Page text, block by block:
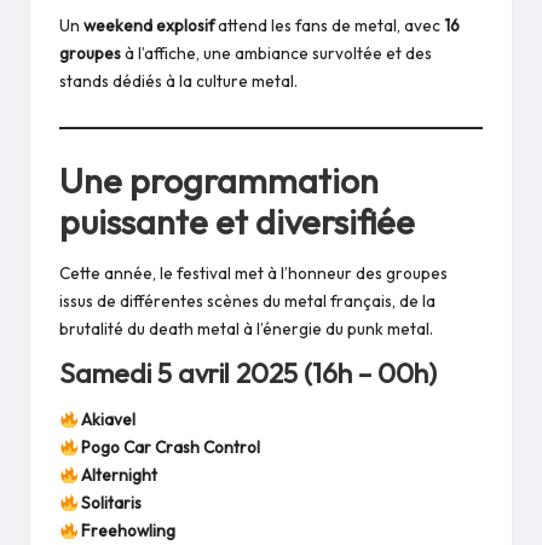
Un weekend explosifattend les fans de metal, avec16
groupesà l’affiche, une ambiance survoltée et des
stands dédiés à la culture metal.
Une programmation
puissante et diversifiée
Cette année, le festival met à l’honneur des groupes
issus de différentes scènes du metal français, de la
brutalité du death metal à l’énergie du punk metal.
Samedi 5 avril 2025 (16h – 00h)
Akiavel
Pogo Car Crash Control
Alternight
Solitaris
Freehowling